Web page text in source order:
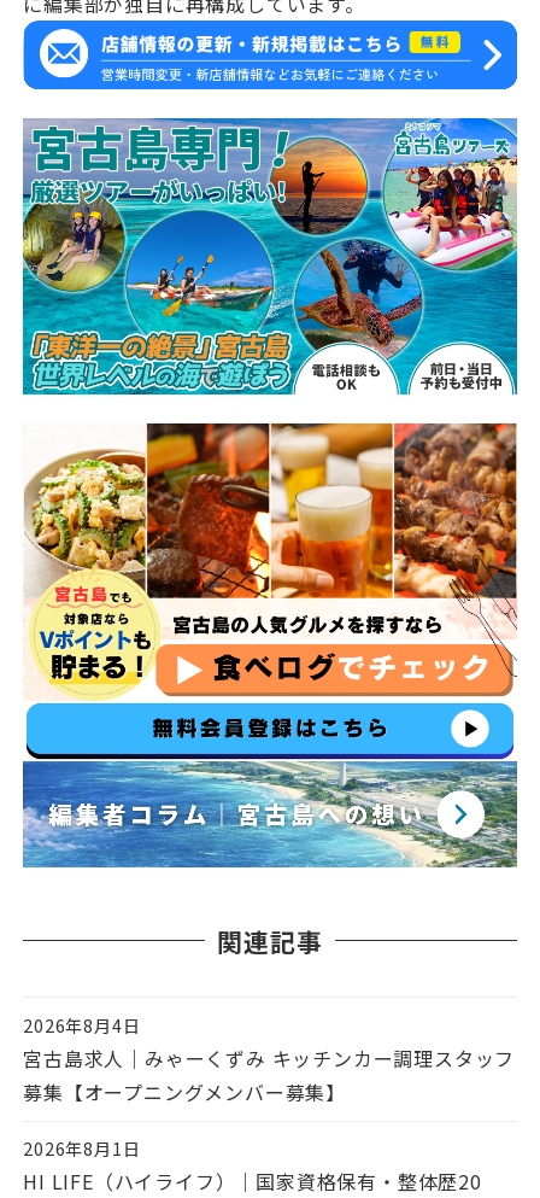
関連記事
投稿日
2026年8月4日
宮古島求人｜みゃーくずみ キッチンカー調理スタッフ
募集【オープニングメンバー募集】
投稿日
2026年8月1日
HI LIFE（ハイライフ）｜国家資格保有・整体歴20